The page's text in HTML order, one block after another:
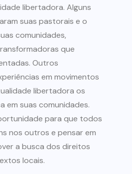
libertadora. Alguns
suas pastorais e o
comunidades,
que
Outros
em movimentos
libertadora os
em suas comunidades.
para que todos
nos outros e pensar em
a busca dos direitos
locais.